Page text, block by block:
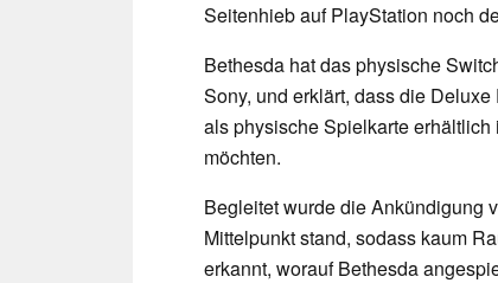
Seitenhieb auf PlayStation noch
Bethesda hat das physische
Sony, und erklärt, dass die
als physische Spielkarte
möchten.
Begleitet wurde die Ankündigung
Mittelpunkt stand, sodass kaum
erkannt, worauf Bethesda